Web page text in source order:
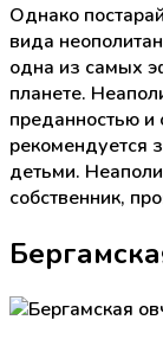
Однако
вида
одна из самых
планете.
преданностью и
рекомендуется
детьми.
собственник,